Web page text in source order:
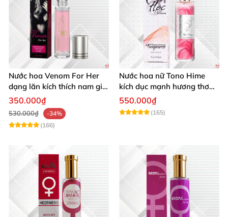
Nước hoa Venom For Her
dạng lăn kích thích nam giới
tăng ham muốn mua ngay
350.000₫
530.000₫
-34%
(166)
Nước hoa nữ Tono Hime
kích dục mạnh hương thơm
quyến rũ
550.000₫
(165)